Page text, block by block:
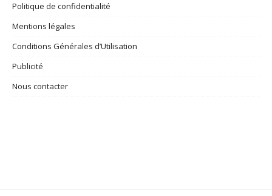
Politique de confidentialité
Mentions légales
Conditions Générales d’Utilisation
Publicité
Nous contacter